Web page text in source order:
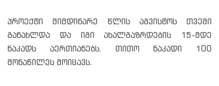
პროექტი მიმდინარე წლის აგვისტოს თვეში
განახლდა და იგი ახალგაზრდების 15-მდე
ნაკადს აერთიანებს. თითო ნაკადი 100
მონაწილეს მოიცავს.